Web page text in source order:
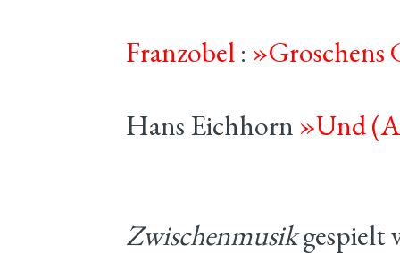
Franzobel: »Groschens
Hans Eichhorn »Und
Zwischenmusikgespielt